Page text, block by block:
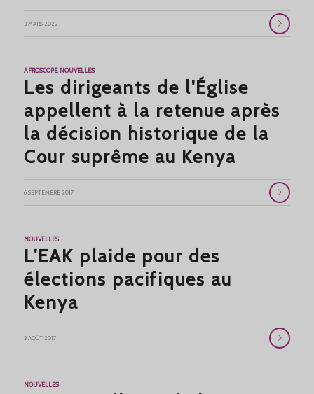
3 MARS 2022
AFROSCOPE, NOUVELLES
Les dirigeants de l'Église
appellent à la retenue après
la décision historique de la
Cour suprême au Kenya
6 SEPTEMBRE 2017
NOUVELLES
L'EAK plaide pour des
élections pacifiques au
Kenya
3 AOÛT 2017
NOUVELLES